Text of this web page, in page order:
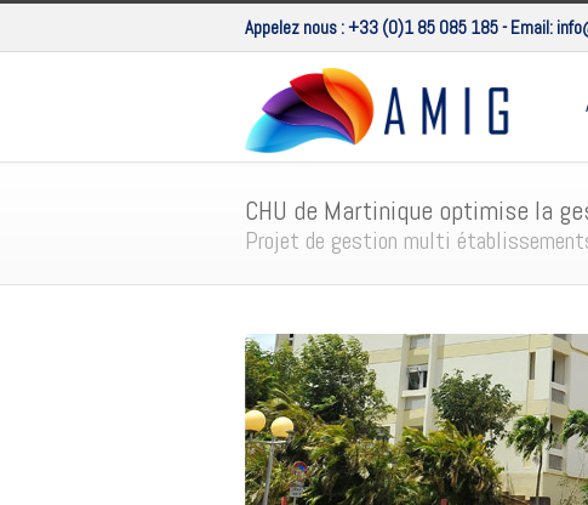
Appelez nous :+33 (0)1 85 085 185- Email:
CHU de Martinique optimise la
Projet de gestion multi